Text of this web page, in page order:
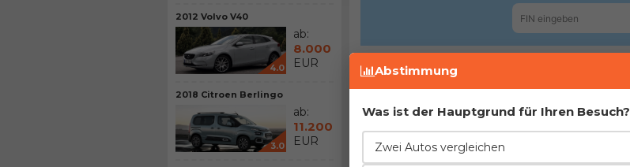
2012 Volvo V40
4.0
ab:
8.000
EUR
2018 Citroen Berlingo
3.0
ab:
11.200
EUR
Motor
Ford
2.0 Zetec-R
Abstimmung
Was ist der Hauptgrund für Ihren Besuch?
Zwei Autos vergleichen